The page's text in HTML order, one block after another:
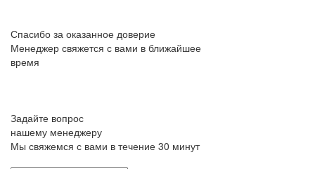
Спасибо за оказанное доверие
Менеджер свяжется с вами в ближайшее
время
Задайте вопрос
нашему менеджеру
Мы свяжемся с вами в течение 30 минут